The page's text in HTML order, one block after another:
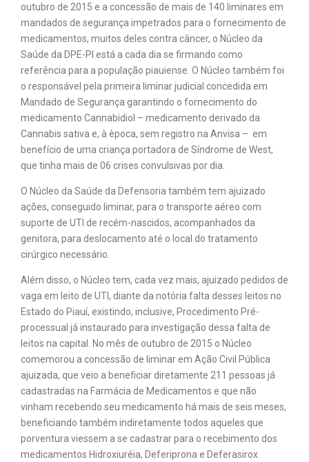
outubro de 2015 e a concessão de mais de 140 liminares em
mandados de segurança impetrados para o fornecimento de
medicamentos, muitos deles contra câncer, o Núcleo da
Saúde da DPE-PI está a cada dia se firmando como
referência para a população piauiense. O Núcleo também foi
o responsável pela primeira liminar judicial concedida em
Mandado de Segurança garantindo o fornecimento do
medicamento Cannabidiol – medicamento derivado da
Cannabis sativa e, à època, sem registro na Anvisa – em
benefício de uma criança portadora de Síndrome de West,
que tinha mais de 06 crises convulsivas por dia.
O Núcleo da Saúde da Defensoria também tem ajuizado
ações, conseguido liminar, para o transporte aéreo com
suporte de UTI de recém-nascidos, acompanhados da
genitora, para deslocamento até o local do tratamento
cirúrgico necessário.
Além disso, o Núcleo tem, cada vez mais, ajuizado pedidos de
vaga em leito de UTI, diante da notória falta desses leitos no
Estado do Piauí, existindo, inclusive, Procedimento Pré-
processual já instaurado para investigação dessa falta de
leitos na capital. No mês de outubro de 2015 o Núcleo
comemorou a concessão de liminar em Ação Civil Pública
ajuizada, que veio a beneficiar diretamente 211 pessoas já
cadastradas na Farmácia de Medicamentos e que não
vinham recebendo seu medicamento há mais de seis meses,
beneficiando também indiretamente todos aqueles que
porventura viessem a se cadastrar para o recebimento dos
medicamentos Hidroxiuréia, Deferiprona e Deferasirox.